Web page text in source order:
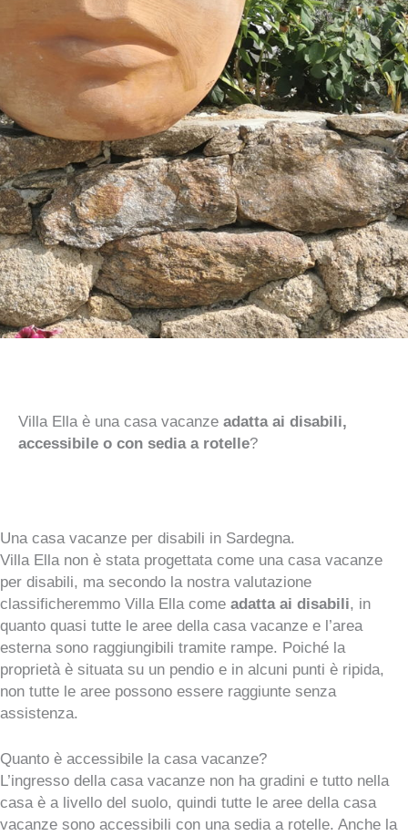
Villa Ella è una casa vacanze adatta ai disabili,
accessibile o con sedia a rotelle?
Una casa vacanze per disabili in Sardegna.
Villa Ella non è stata progettata come una casa vacanze
per disabili, ma secondo la nostra valutazione
classificheremmo Villa Ella come adatta ai disabili, in
quanto quasi tutte le aree della casa vacanze e l’area
esterna sono raggiungibili tramite rampe. Poiché la
proprietà è situata su un pendio e in alcuni punti è ripida,
non tutte le aree possono essere raggiunte senza
assistenza.
Quanto è accessibile la casa vacanze?
L’ingresso della casa vacanze non ha gradini e tutto nella
casa è a livello del suolo, quindi tutte le aree della casa
vacanze sono accessibili con una sedia a rotelle. Anche la